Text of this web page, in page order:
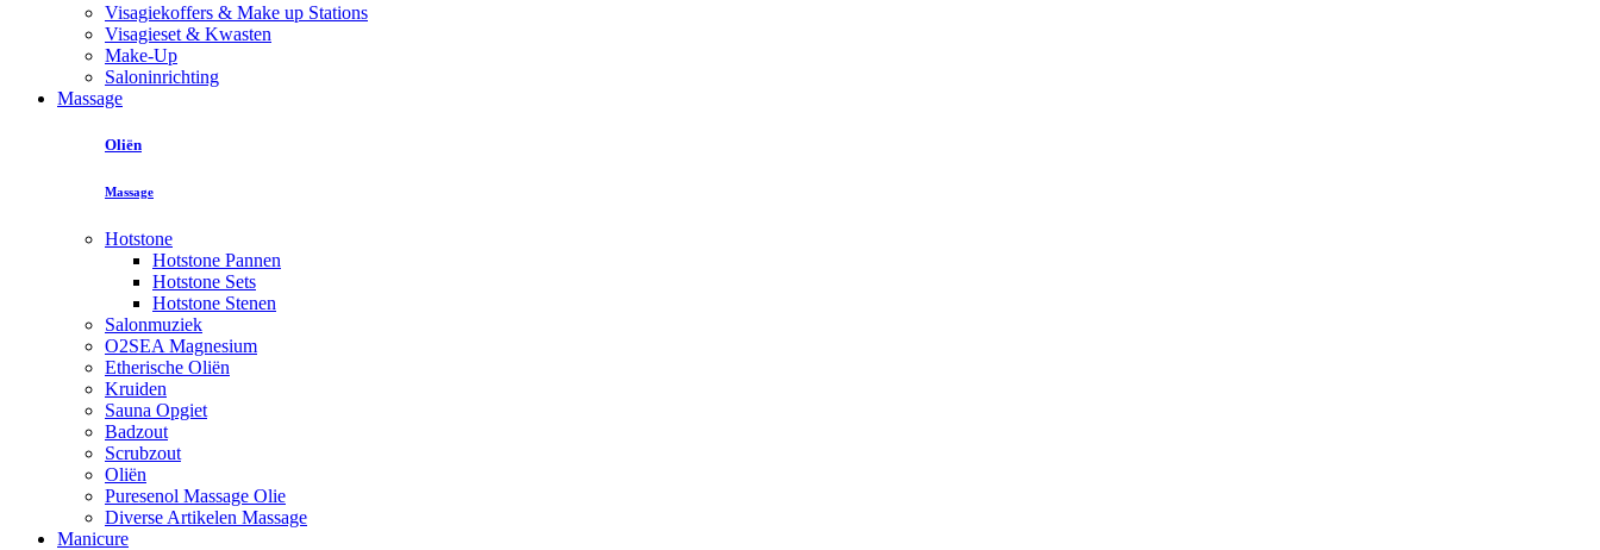
Visagiekoffers & Make up Stations
Visagieset & Kwasten
Make-Up
Saloninrichting
Massage
Oliën
Massage
Hotstone
Hotstone Pannen
Hotstone Sets
Hotstone Stenen
Salonmuziek
O2SEA Magnesium
Etherische Oliën
Kruiden
Sauna Opgiet
Badzout
Scrubzout
Oliën
Puresenol Massage Olie
Diverse Artikelen Massage
Manicure